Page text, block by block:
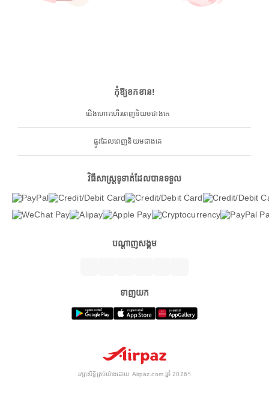
កុំឱ្យខកខាន!
ជើងហោះហើរពេញនិយមជាងគេ
ផ្លូវដែលពេញនិយមជាងគេ
វិធីសាស្ត្រទូទាត់ដែលបានទទួល
បណ្តាញសង្គម
ទាញយក
រក្សាសិទ្ធិគ្រប់យ៉ាងដោយ Airpaz.com ឆ្នាំ 2026។